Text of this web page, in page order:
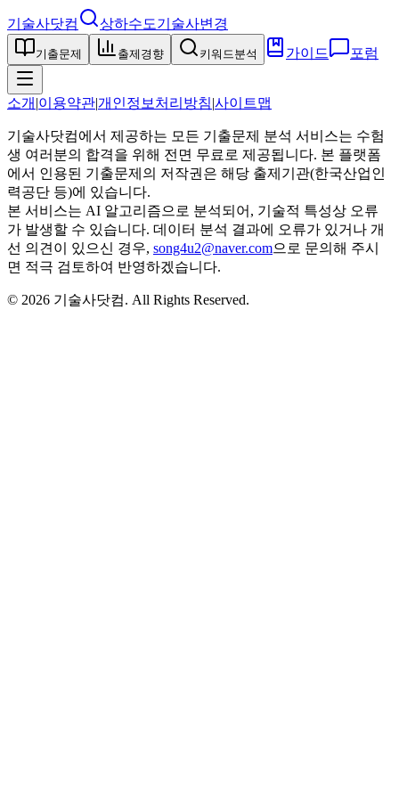
기술사닷컴 상하수도기술사변경
기출문제 출제경향 키워드분석 가이드 포럼
소개 |이용약관|개인정보처리방침|사이트맵
기술사닷컴에서 제공하는 모든 기출문제 분석 서비스는 수험
생 여러분의 합격을 위해 전면 무료로 제공됩니다. 본 플랫폼
에서 인용된 기출문제의 저작권은 해당 출제기관(한국산업인
력공단 등)에 있습니다.
본 서비스는 AI 알고리즘으로 분석되어, 기술적 특성상 오류
가 발생할 수 있습니다. 데이터 분석 결과에 오류가 있거나 개
선 의견이 있으신 경우, song4u2@naver.com으로 문의해 주시
면 적극 검토하여 반영하겠습니다.
© 2026 기술사닷컴. All Rights Reserved.